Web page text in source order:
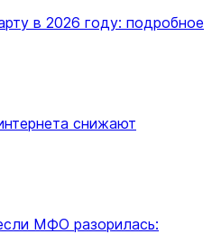
в 2026 году: подробное
снижают
МФО разорилась: